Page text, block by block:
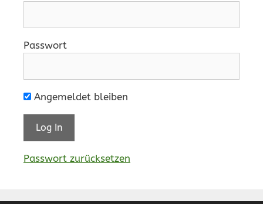
Passwort
Angemeldet bleiben
Passwort zurücksetzen